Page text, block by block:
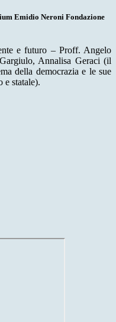
Emidio Neroni Fondazione
e futuro – Proff. Angelo
Annalisa Geraci (il
della democrazia e le sue
e statale).